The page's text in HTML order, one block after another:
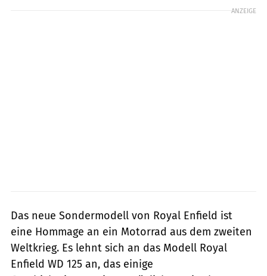
ANZEIGE
Das neue Sondermodell von Royal Enfield ist
eine Hommage an ein Motorrad aus dem zweiten
Weltkrieg. Es lehnt sich an das Modell Royal
Enfield WD 125 an, das einige